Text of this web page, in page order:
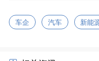
车企 汽车 新能